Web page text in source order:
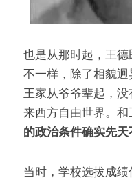
也是从那时起，王
不一样，除了相貌迥
王家从爷爷辈起，
来西方自由世界。和
的政治条件确实先天
当时，学校选拔成